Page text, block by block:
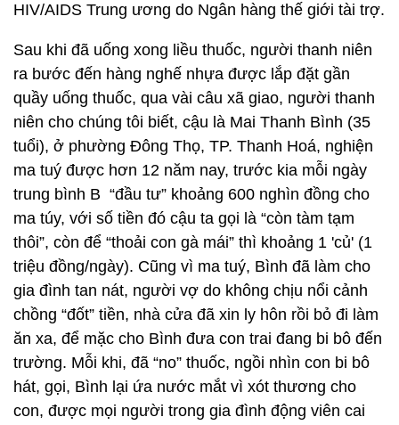
HIV/AIDS Trung ương do Ngân hàng thế giới tài trợ.
Sau khi đã uống xong liều thuốc, người thanh niên
ra bước đến hàng nghế nhựa được lắp đặt gần
quầy uống thuốc, qua vài câu xã giao, người thanh
niên cho chúng tôi biết, cậu là Mai Thanh Bình (35
tuổi), ở phường Đông Thọ, TP. Thanh Hoá, nghiện
ma tuý được hơn 12 năm nay, trước kia mỗi ngày
trung bình B “đầu tư” khoảng 600 nghìn đồng cho
ma túy, với số tiền đó cậu ta gọi là “còn tàm tạm
thôi”, còn để “thoải con gà mái” thì khoảng 1 'củ' (1
triệu đồng/ngày). Cũng vì ma tuý, Bình đã làm cho
gia đình tan nát, người vợ do không chịu nổi cảnh
chồng “đốt” tiền, nhà cửa đã xin ly hôn rồi bỏ đi làm
ăn xa, để mặc cho Bình đưa con trai đang bi bô đến
trường. Mỗi khi, đã “no” thuốc, ngồi nhìn con bi bô
hát, gọi, Bình lại ứa nước mắt vì xót thương cho
con, được mọi người trong gia đình động viên cai